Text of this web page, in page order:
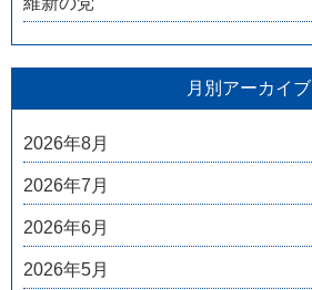
月別アーカイブ
2026年8月
2026年7月
2026年6月
2026年5月